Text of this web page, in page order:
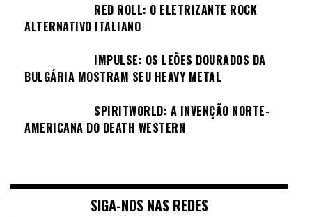
RED ROLL: O ELETRIZANTE ROCK
ALTERNATIVO ITALIANO
IMPULSE: OS LEÕES DOURADOS DA
BULGÁRIA MOSTRAM SEU HEAVY METAL
SPIRITWORLD: A INVENÇÃO NORTE-
AMERICANA DO DEATH WESTERN
SIGA-NOS NAS REDES